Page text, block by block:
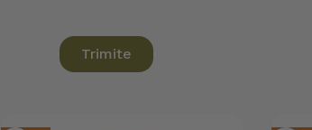
Trimite